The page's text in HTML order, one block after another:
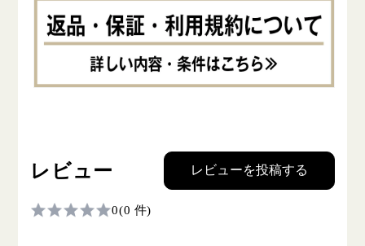
レビュー レビューを投稿する
0(0 件)